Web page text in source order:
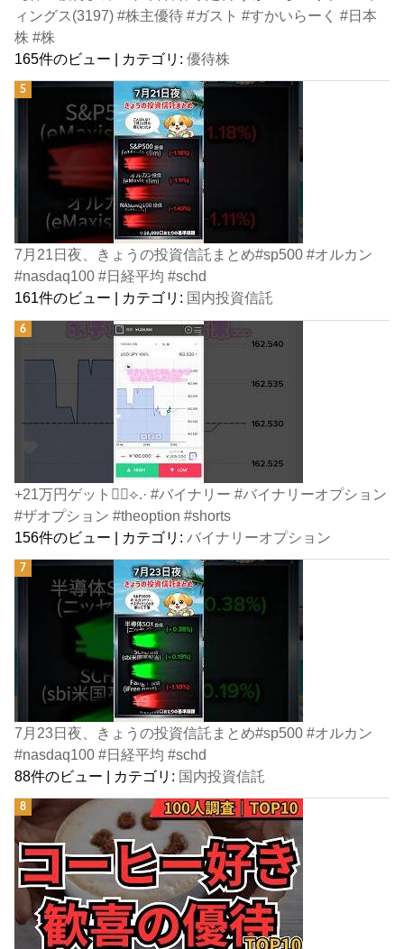
ィングス(3197) #株主優待 #ガスト #すかいらーく #日本
株 #株
165件のビュー | カテゴリ:優待株
7月21日夜、きょうの投資信託まとめ#sp500 #オルカン
#nasdaq100 #日経平均 #schd
161件のビュー
カテゴリ: 国内投資信託
+21万円ゲット👍🏻⟡.· #バイナリー #バイナリーオプション
#ザオプション #theoption #shorts
156件のビュー | カテゴリ:バイナリーオプション
7月23日夜、きょうの投資信託まとめ#sp500 #オルカン
#nasdaq100 #日経平均 #schd
88件のビュー | カテゴリ: 国内投資信託